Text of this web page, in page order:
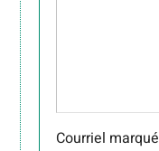
Courriel marqué